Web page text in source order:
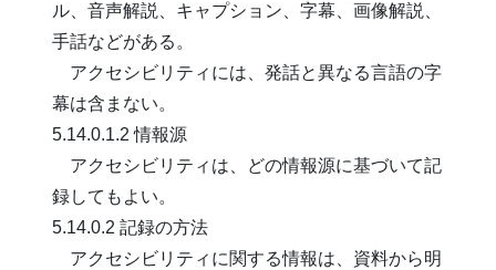
ル、音声解説、キャプション、字幕、画像解説、
手話などがある。
アクセシビリティには、発話と異なる言語の字
幕は含まない。
5.14.0.1.2 情報源
アクセシビリティは、どの情報源に基づいて記
録してもよい。
5.14.0.2 記録の方法
アクセシビリティに関する情報は、資料から明